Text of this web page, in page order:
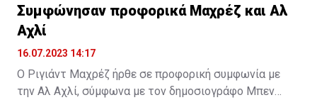
Συμφώνησαν προφορικά Μαχρέζ και Αλ
Αχλί
16.07.2023 14:17
Ο Ριγιάντ Μαχρέζ ήρθε σε προφορική συμφωνία με
την Αλ Αχλί, σύμφωνα με τον δημοσιογράφο Μπεν